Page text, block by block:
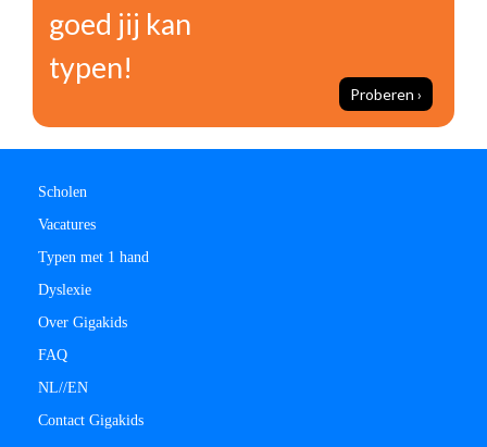
goed jij kan
typen!
Proberen ›
Scholen
Vacatures
Typen met 1 hand
Dyslexie
Over Gigakids
FAQ
NL//EN
Contact Gigakids